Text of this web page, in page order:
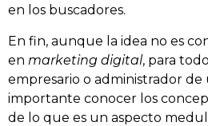
en los buscadores.
En fin, aunque la idea no es
en marketing digital, para
empresario o administrador de
importante conocer los
de lo que es un aspecto